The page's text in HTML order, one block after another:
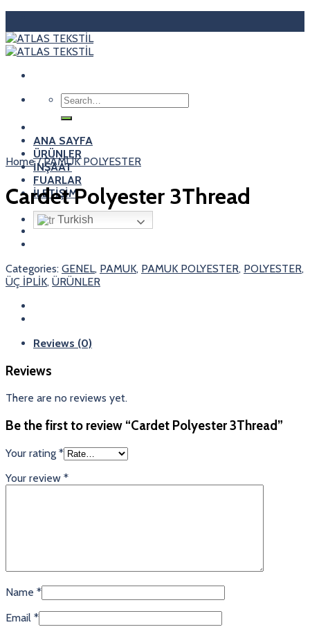
to
content
Search
for:
ANA SAYFA
ÜRÜNLER
İNŞAAT
FUARLAR
İLETİŞİM
Turkish
Home / PAMUK POLYESTER
Cardet Polyester 3Thread
Categories: GENEL, PAMUK, PAMUK POLYESTER, POLYESTER,
ÜÇ İPLİK, ÜRÜNLER
Reviews (0)
Reviews
There are no reviews yet.
Be the first to review “Cardet Polyester 3Thread”
Your rating *
Your review *
Name *
Email *